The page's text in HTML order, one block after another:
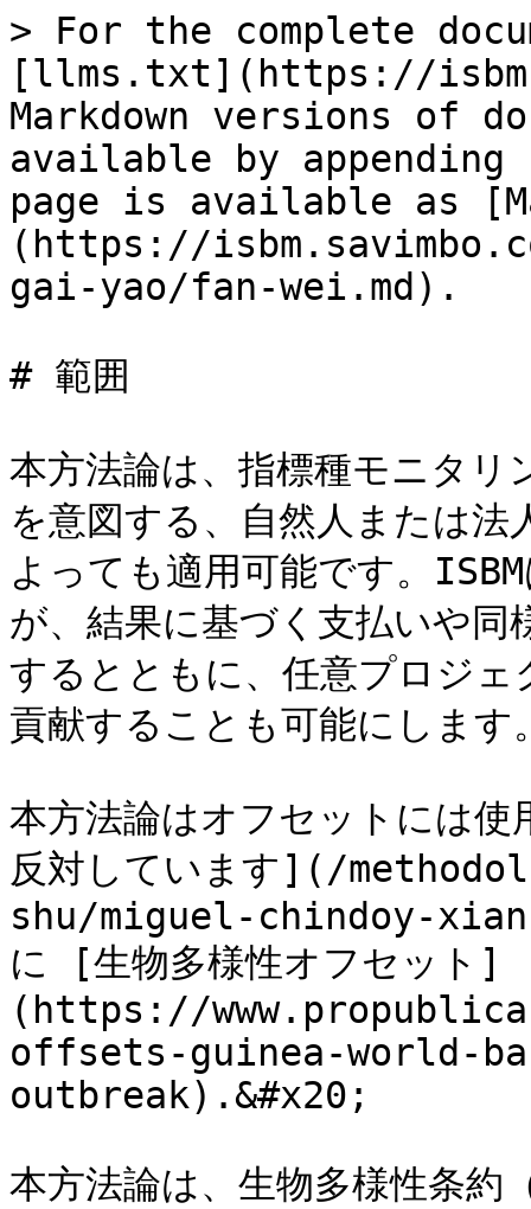
> For the complete
[llms.txt](https://
Markdown versions of
available by
page is available as
(https://
gai-yao/fan-wei.md).
# 範囲
本方法論は、指標種モニタリ
を意図する、自然人または法
よっても適用可能です。
が、結果に基づく支払いや
するとともに、任意プロジ
貢献することも可能にしま
本方法論はオフセットには
反対しています](/
shu/miguel-chindoy-
に [生物多様性オフセット]
(https://
offsets-guinea-world-
outbreak).&#x20;
本方法論は、生物多様性条